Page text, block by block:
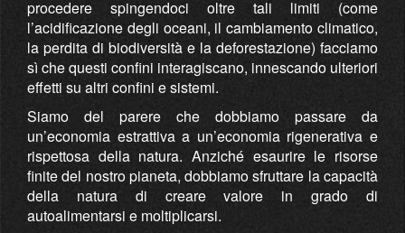
procedere spingendoci oltre tali limiti (come
l’acidificazione degli oceani, il cambiamento climatico,
la perdita di biodiversità e la deforestazione) facciamo
sì che questi confini interagiscano, innescando ulteriori
effetti su altri confini e sistemi.
Siamo del parere che dobbiamo passare da
un’economia estrattiva a un’economia rigenerativa e
rispettosa della natura. Anziché esaurire le risorse
finite del nostro pianeta, dobbiamo sfruttare la capacità
della natura di creare valore in grado di
autoalimentarsi e moltiplicarsi.